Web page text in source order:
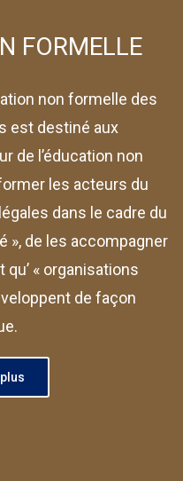
FORMELLE
non formelle des
est destiné aux
de l’éducation non
les acteurs du
dans le cadre du
», de les accompagner
« organisations
de façon